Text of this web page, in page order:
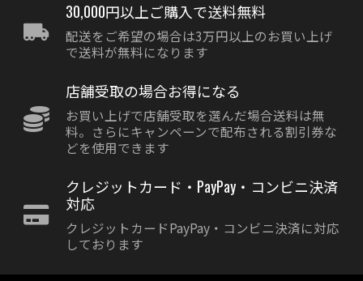
30,000円以上ご購入で送料無料
配送をご希望の場合は3万円以上のお買い上げ
で送料が無料になります
店舗受取の場合お得になる
お買い上げで店舗受取を選んだ場合送料は無
料。さらにキャンペーンで配布される割引券な
どを使用できます
クレジットカード・PayPay・コンビニ決済
対応
クレジットカードPayPay・コンビニ決済に対応
しております